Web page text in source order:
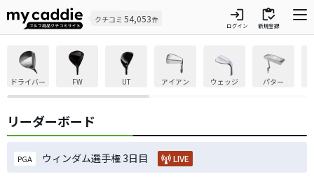
クチコミ 54,053件 login
ログイン
inventory
新規登録
ドライバー FW UT アイアン ウェッジ パター
リーダーボード
PGA ウィンダム選手権 3日目 LIVE